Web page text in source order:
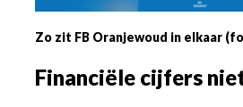
Zo zit FB Oranjewoud in elkaar
Financiële cijfers